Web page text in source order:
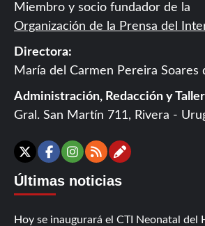
Miembro y socio fundador de la
Organización de la Prensa del
Directora:
María del Carmen Pereira Soares
Administración, Redacción y
Gral. San Martín 711, Rivera -
X Facebook
Instagram
RSS
Últimas noticias
Hoy se inaugurará el CTI Neonatal del